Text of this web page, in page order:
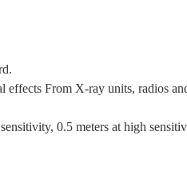
effects From X-ray units, radios
0.5 meters at high